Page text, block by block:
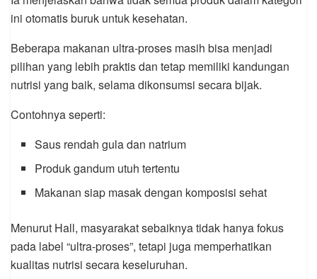
ini otomatis buruk untuk kesehatan.
Beberapa makanan ultra-proses masih bisa menjadi
pilihan yang lebih praktis dan tetap memiliki kandungan
nutrisi yang baik, selama dikonsumsi secara bijak.
Contohnya seperti:
Saus rendah gula dan natrium
Produk gandum utuh tertentu
Makanan siap masak dengan komposisi sehat
Menurut Hall, masyarakat sebaiknya tidak hanya fokus
pada label “ultra-proses”, tetapi juga memperhatikan
kualitas nutrisi secara keseluruhan.